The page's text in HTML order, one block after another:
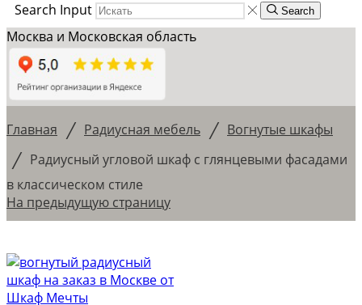
Search Input
Search
Москва и Московская область
Главная / Радиусная мебель / Вогнутые шкафы
/ Радиусный угловой шкаф с глянцевыми фасадами
в классическом стиле
На предыдущую страницу